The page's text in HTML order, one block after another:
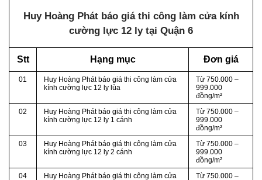
Huy Hoàng Phát báo giá thi công làm cửa kính
cường lực 12 ly tại Quận 6
Stt Hạng mục Đơn giá
01
Huy Hoàng Phát báo giá thi công làm cửa
kính cường lực 12 ly lùa
Từ 750.000 –
999.000
đồng/m²
02
Huy Hoàng Phát báo giá thi công làm cửa
kính cường lực 12 ly 1 cánh
Từ 750.000 –
999.000
đồng/m²
03
Huy Hoàng Phát báo giá thi công làm cửa
kính cường lực 12 ly 2 cánh
Từ 750.000 –
999.000
đồng/m²
04
Huy Hoàng Phát báo giá thi công làm cửa Từ 750.000 –